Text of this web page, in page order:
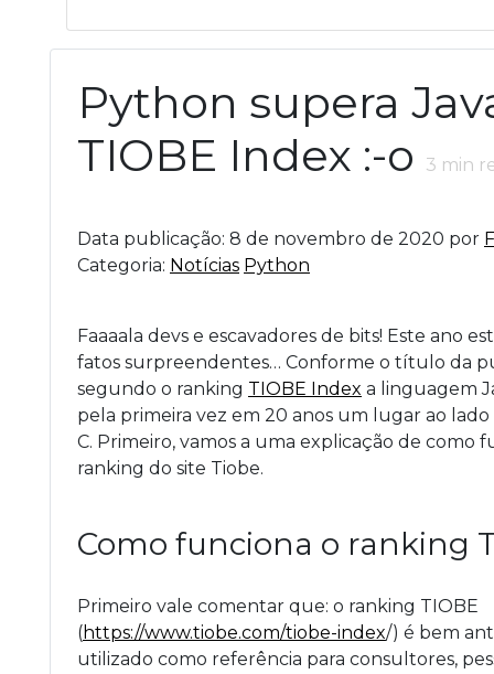
Python supera
TIOBE Index :-o
3 min
Data publicação: 8 de novembro de 2020 por
Categoria: Notícias Python
Faaaala devs e escavadores de bits! Este ano
fatos surpreendentes… Conforme o título da
segundo o ranking TIOBE Index a linguagem
pela primeira vez em 20 anos um lugar ao
C. Primeiro, vamos a uma explicação de como
ranking do site Tiobe.
Como funciona o ranking
Primeiro vale comentar que: o ranking TIOBE
(https://www.tiobe.com/tiobe-index/) é bem
utilizado como referência para consultores,